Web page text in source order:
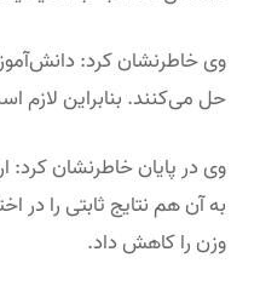
وی خاطرنشان کرد:
حل می‌کنند. بنابراین لازم
وی در پایان خاطرنشان
به آن هم نتایج ثابتی را
وزن را کاهش داد.